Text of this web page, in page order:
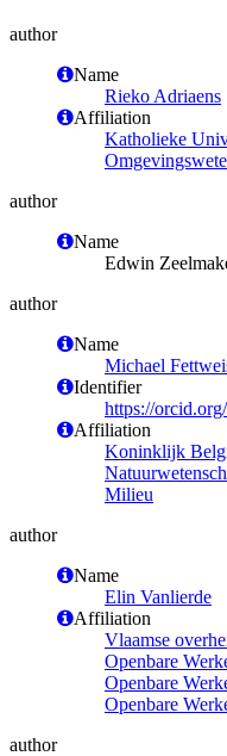
author
Name
Rieko Adriaens
Affiliation
Katholieke
author
Name
Edwin
author
Name
Michael
Identifier
https://
Affiliation
Koninklijk
Milieu
author
Name
Elin Vanlierde
Affiliation
Vlaamse
Openbare
Openbare
Openbare
author